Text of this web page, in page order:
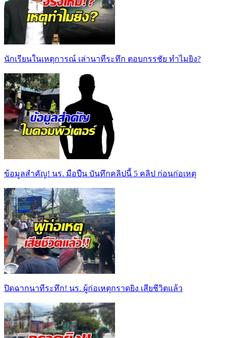
นักเรียนในเหตุการณ์ เล่านาทีระทึก ตอบกรรชัย ทำไมยิง?
ข้อมูลสำคัญ! นร. มือปืน บันทึกคลิปนี้ 5 คลิป ก่อนก่อเหตุ
ปิดฉากนาทีระทึก! นร. ผู้ก่อเหตุกราดยิง เสียชีวิตแล้ว